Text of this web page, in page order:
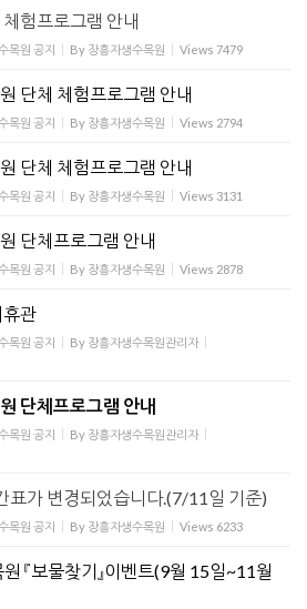
험프로그램 안내
목원 공지 By 장흥자생수목원 Views 7479
단체 체험프로그램 안내
목원 공지 By 장흥자생수목원 Views 2794
단체 체험프로그램 안내
목원 공지 By 장흥자생수목원 Views 3131
단체프로그램 안내
목원 공지 By 장흥자생수목원 Views 2878
관
목원 공지 By 장흥자생수목원관리자
단체프로그램 안내
목원 공지 By 장흥자생수목원관리자
가 변경되었습니다.(7/11일 기준)
목원 공지 By 장흥자생수목원 Views 6233
『보물찾기』이벤트(9월 15일~11월